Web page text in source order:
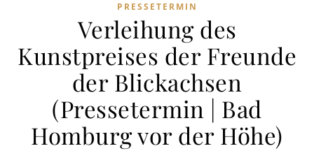
PRESSETERMIN
Verleihung des
Kunstpreises der Freunde
der Blickachsen
(Pressetermin | Bad
Homburg vor der Höhe)